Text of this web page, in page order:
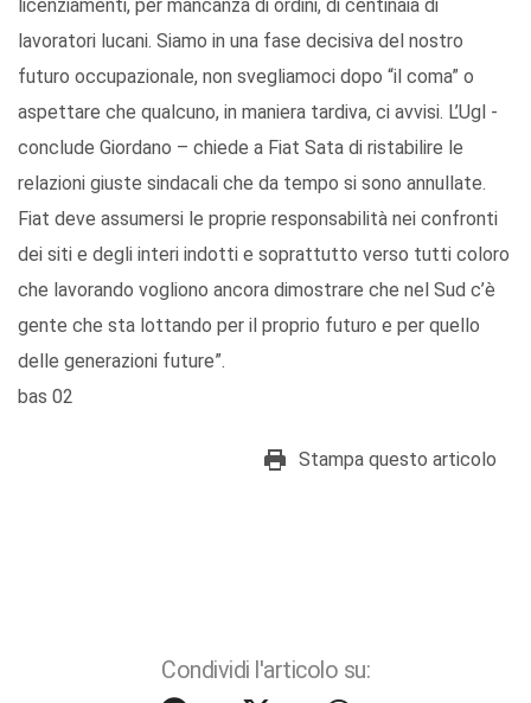
licenziamenti, per mancanza di ordini, di centinaia di
lavoratori lucani. Siamo in una fase decisiva del nostro
futuro occupazionale, non svegliamoci dopo “il coma” o
aspettare che qualcuno, in maniera tardiva, ci avvisi. L’Ugl -
conclude Giordano – chiede a Fiat Sata di ristabilire le
relazioni giuste sindacali che da tempo si sono annullate.
Fiat deve assumersi le proprie responsabilità nei confronti
dei siti e degli interi indotti e soprattutto verso tutti coloro
che lavorando vogliono ancora dimostrare che nel Sud c’è
gente che sta lottando per il proprio futuro e per quello
delle generazioni future”.
bas 02
Stampa questo articolo
Condividi l'articolo su: